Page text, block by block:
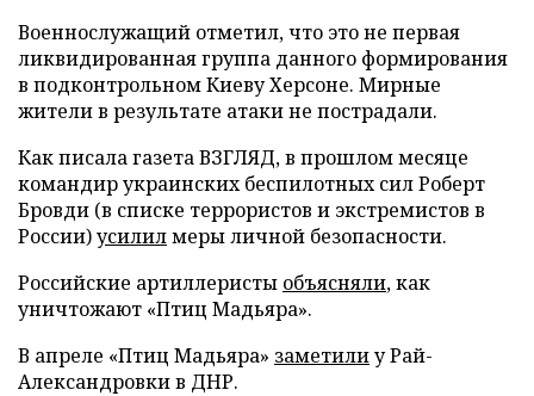
Военнослужащий отметил, что это не первая
ликвидированная группа данного формирования
в подконтрольном Киеву Херсоне. Мирные
жители в результате атаки не пострадали.
Как писала газета ВЗГЛЯД, в прошлом месяце
командир украинских беспилотных сил Роберт
Бровди (в списке террористов и экстремистов в
России)усилилмеры личной безопасности.
Российские артиллеристы объясняли, как
уничтожают «Птиц Мадьяра».
В апреле «Птиц Мадьяра» заметилиу Рай-
Александровки в ДНР.